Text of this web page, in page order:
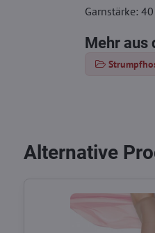
Garnstärke:
Mehr aus
Alternative